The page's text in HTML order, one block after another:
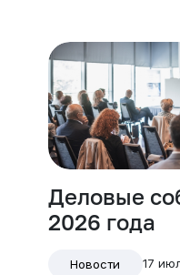
Деловые
2026 года
Новости 17